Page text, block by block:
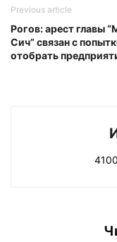
Previous article
Рогов: арест главы
Сич” связан с
отобрать